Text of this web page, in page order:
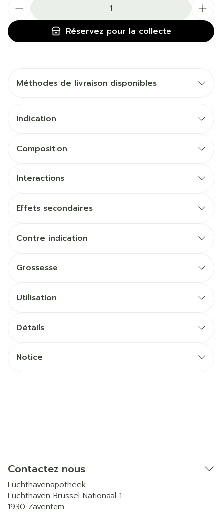
Réservez pour la collecte
Méthodes de livraison disponibles
Indication
Composition
Interactions
Effets secondaires
Contre indication
Grossesse
Utilisation
Détails
Notice
Contactez nous
Luchthavenapotheek
Luchthaven Brussel Nationaal 1
1930 Zaventem